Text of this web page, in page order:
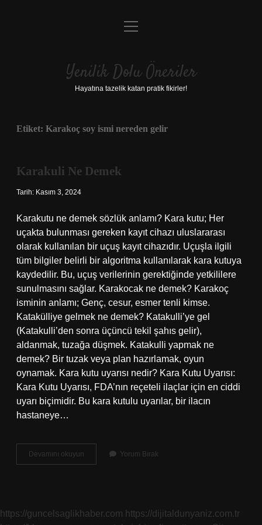
Anasayfa
Yasal Uyarı
menüyü
Yenilik Dolu Öneriler
Hayatına tazelik katan pratik fikirler!
Etiket: Karakoç soy ismi nereden gelir
Karakuli Ne Demek
Tarih: Kasım 3, 2024
Karakutu ne demek sözlük anlamı? Kara kutu; Her
uçakta bulunması gereken kayıt cihazı uluslararası
olarak kullanılan bir uçuş kayıt cihazıdır. Uçuşla ilgili
tüm bilgiler belirli bir algoritma kullanılarak kara kutuya
kaydedilir. Bu, uçuş verilerinin gerektiğinde yetkililere
sunulmasını sağlar. Karakocak ne demek? Karakoç
isminin anlamı; Genç, cesur, esmer tenli kimse.
Katakülliye gelmek ne demek? Katakulli’ye gel
(Katakulli’den sonra üçüncü tekil şahıs gelir),
aldanmak, tuzağa düşmek. Katakulli yapmak ne
demek? Bir tuzak veya plan hazırlamak, oyun
oynamak. Kara kutu uyarısı nedir? Kara Kutu Uyarısı:
Kara Kutu Uyarısı, FDA’nın reçeteli ilaçlar için en ciddi
uyarı biçimidir. Bu kara kutulu uyarılar, bir ilacın
hastaneye…
Devamını okuyun Karakuli
Ne
Yorum Bırak
https://guncelsaglikhaber.com https://dijitaldunyaniz.com.tr